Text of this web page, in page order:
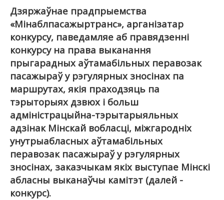
Дзяржаўнае прадпрыемства
«Мiнаблпасажыртранс», арганізатар
конкурсу, паведамляе аб правядзенні
конкурсу на права выканання
прыгарадных аўтамабільных перавозак
пасажыраў у рэгулярных зносінах па
маршрутах, якія праходзяць па
тэрыторыях дзвюх і больш
адміністрацыйна-тэрытарыяльных
адзінак Мінскай вобласці, міжгародніх
унутрыабласных аўтамабільных
перавозак пасажыраў у рэгулярных
зносінах, заказчыкам якіх выступае Мінскі
абласны выканаўчы камітэт (далей -
конкурс).